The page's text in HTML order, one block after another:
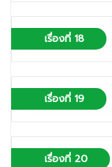
เรื่องที่ 18
เรื่องที่ 19
เรื่องที่ 20